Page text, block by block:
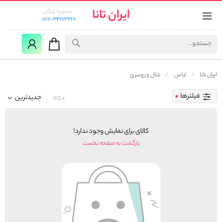
ایران تانا
مشاوره رایگان:
087-33173228
ایران تانا لباس شال و روسری
فیلترها جدیدترین 0 کالا
کالای برای نمایش وجود ندارد!
بازگشت به صفحه نخست